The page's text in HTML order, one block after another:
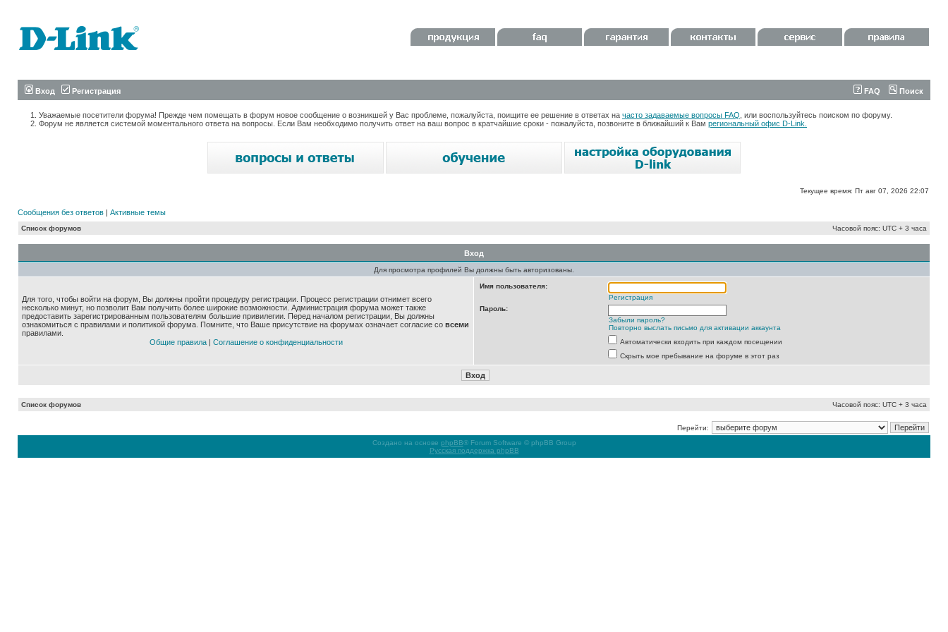
Вход Регистрация FAQ Поиск
Уважаемые посетители форума! Прежде чем помещать в форум новое сообщение о возникшей у Вас проблеме, пожалуйста, поищите ее решение в ответах на часто задаваемые вопросы FAQ , или воспользуйтесь поиском по форуму.
Форум не является системой моментального ответа на вопросы. Если Вам необходимо получить ответ на ваш вопрос в кратчайшие сроки - пожалуйста, позвоните в ближайший к Вам региональный офис D-Link.
Текущее время: Пт авг 07, 2026 22:07
Сообщения без ответов | Активные темы
Список форумов Часовой пояс: UTC + 3 часа
Вход
Для просмотра профилей Вы должны быть авторизованы.
Для того, чтобы войти на форум, Вы должны пройти процедуру регистрации. Процесс регистрации отнимет всего
несколько минут, но позволит Вам получить более широкие возможности. Администрация форума может также
предоставить зарегистрированным пользователям большие привилегии. Перед началом регистрации, Вы должны
ознакомиться с правилами и политикой форума. Помните, что Ваше присутствие на форумах означает согласие со всеми
правилами.
Общие правила| Соглашение о конфиденциальности
Имя пользователя:
Регистрация
Пароль:
Забыли пароль?
Повторно выслать письмо для активации аккаунта
Автоматически входить при каждом посещении
Скрыть мое пребывание на форуме в этот раз
Список форумов Часовой пояс: UTC + 3 часа
Перейти:
Создано на основе phpBB® Forum Software © phpBB Group
Русская поддержка phpBB